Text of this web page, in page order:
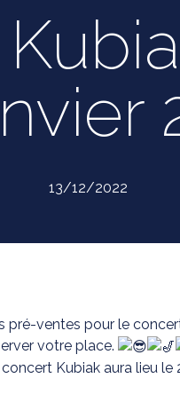
13/12/2022
pré-ventes pour le
votre place.
Kubiak aura lieu le